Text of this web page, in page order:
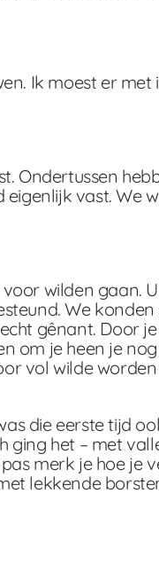
Ik moest er
Ondertussen
vast. We
wilden gaan.
We
gênant. Door
om je heen je nog
vol wilde
die eerste tijd
het – met
merk je hoe je
lekkende